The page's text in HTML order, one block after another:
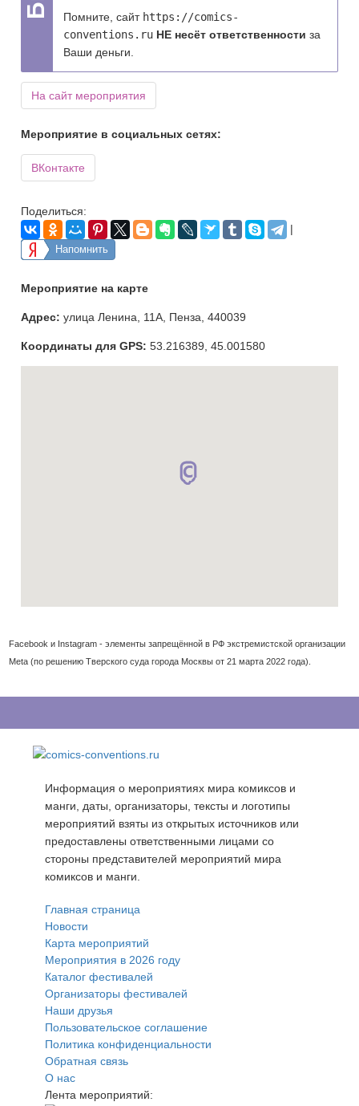
Помните, сайт https://comics-
conventions.ru НЕ несёт ответственности за
Ваши деньги.
На сайт мероприятия
Мероприятие в социальных сетях:
ВКонтакте
Поделиться:
|
Напомнить
Мероприятие на карте
Адрес: улица Ленина, 11А, Пенза, 440039
Координаты для GPS: 53.216389 ,45.001580
Facebook и Instagram - элементы запрещённой в РФ экстремистской организации
Meta (по решению Тверского суда города Москвы от 21 марта 2022 года).
Информация о мероприятиях мира комиксов и
манги, даты, организаторы, тексты и логотипы
мероприятий взяты из открытых источников или
предоставлены ответственными лицами со
стороны представителей мероприятий мира
комиксов и манги.
Главная страница
Новости
Карта мероприятий
Мероприятия в 2026 году
Каталог фестивалей
Организаторы фестивалей
Наши друзья
Пользовательское соглашение
Политика конфиденциальности
Обратная связь
О нас
Лента мероприятий: